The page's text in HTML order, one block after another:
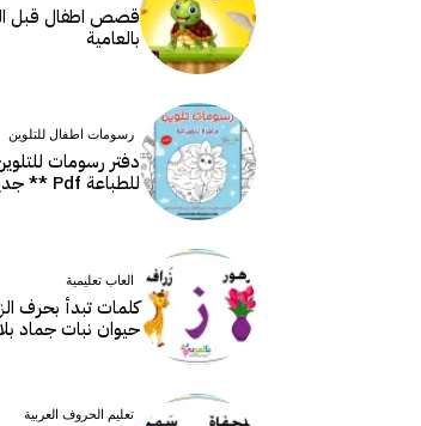
قصص اطفال قبل
بالعامية
رسومات اطفال للتلوين
دفتر رسومات
للطباعة Pdf ** جديدة 2026
العاب تعليمية
كلمات تبدأ بحرف
حيوان نبات جماد
تعليم الحروف العربية